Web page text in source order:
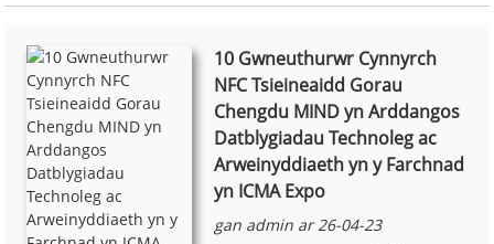
10 Gwneuthurwr Cynnyrch
NFC Tsieineaidd Gorau
Chengdu MIND yn Arddangos
Datblygiadau Technoleg ac
Arweinyddiaeth yn y Farchnad
yn ICMA Expo
gan admin ar 26-04-23